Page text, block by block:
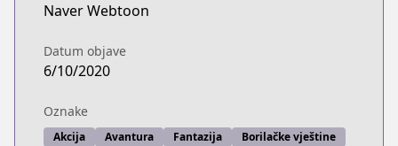
Naver Webtoon
Datum objave
6/10/2020
Oznake
Akcija Avantura Fantazija
Borilačke vještine